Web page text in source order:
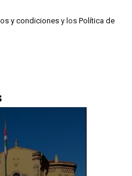
y condicionesy los Política de